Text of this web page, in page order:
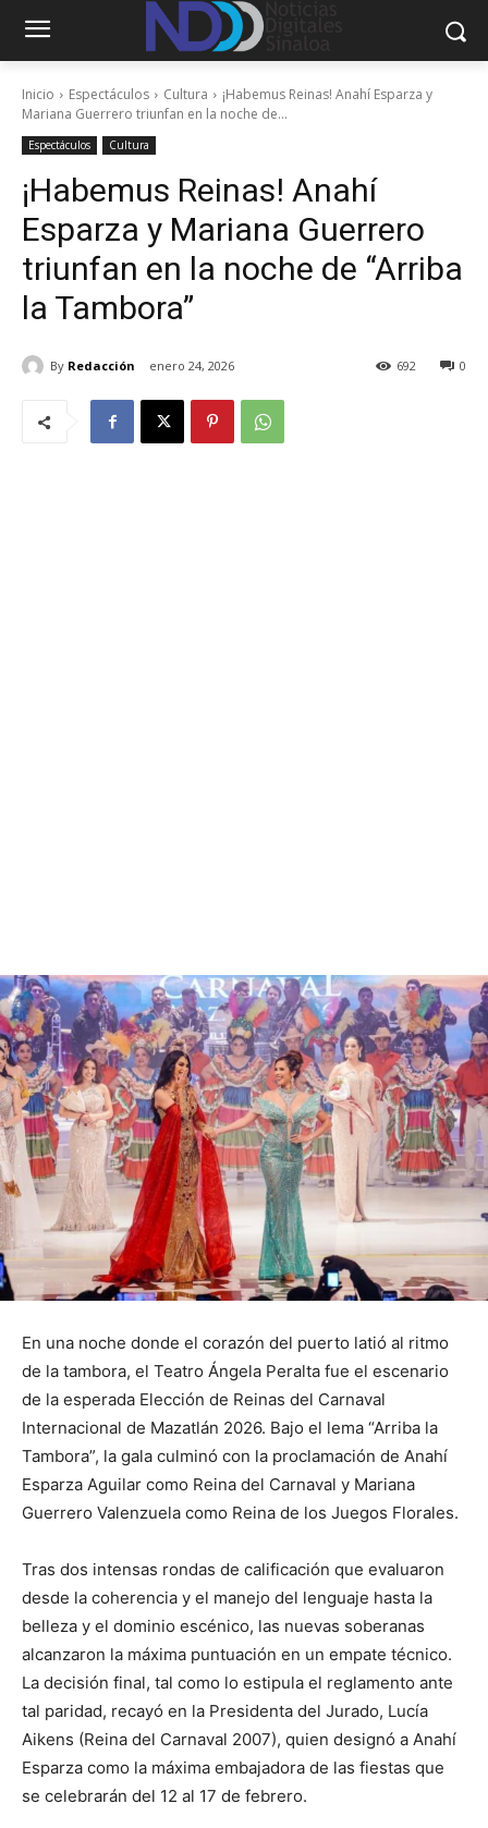
Inicio Espectáculos Cultura
¡Habemus Reinas! Anahí Esparza y
Mariana Guerrero triunfan en la noche de...
Espectáculos Cultura
¡Habemus Reinas! Anahí
Esparza y Mariana Guerrero
triunfan en la noche de “Arriba
la Tambora”
By Redacción enero 24, 2026 0
692
En una noche donde el corazón del puerto latió al ritmo
de la tambora, el Teatro Ángela Peralta fue el escenario
de la esperada Elección de Reinas del Carnaval
Internacional de Mazatlán 2026. Bajo el lema “Arriba la
Tambora”, la gala culminó con la proclamación de Anahí
Esparza Aguilar como Reina del Carnaval y Mariana
Guerrero Valenzuela como Reina de los Juegos Florales.
Tras dos intensas rondas de calificación que evaluaron
desde la coherencia y el manejo del lenguaje hasta la
belleza y el dominio escénico, las nuevas soberanas
alcanzaron la máxima puntuación en un empate técnico.
La decisión final, tal como lo estipula el reglamento ante
tal paridad, recayó en la Presidenta del Jurado, Lucía
Aikens (Reina del Carnaval 2007), quien designó a Anahí
Esparza como la máxima embajadora de las fiestas que
se celebrarán del 12 al 17 de febrero.